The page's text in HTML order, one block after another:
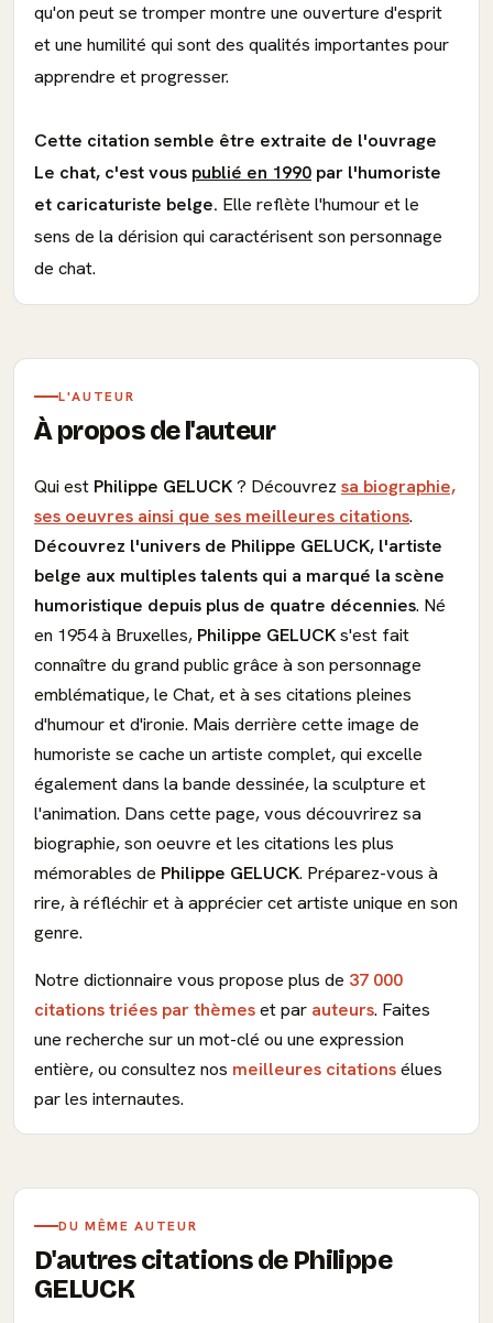
qu'on peut se tromper montre une ouverture d'esprit
et une humilité qui sont des qualités importantes pour
apprendre et progresser.
Cette citation semble être extraite de l'ouvrage
Le chat, c'est vous publié en 1990 par l'humoriste
et caricaturiste belge. Elle reflète l'humour et le
sens de la dérision qui caractérisent son personnage
de chat.
L'AUTEUR
À propos de l'auteur
Qui est Philippe GELUCK? Découvrez sa biographie,
ses oeuvres ainsi que ses meilleures citations.
Découvrez l'univers de Philippe GELUCK, l'artiste
belge aux multiples talents qui a marqué la scène
humoristique depuis plus de quatre décennies. Né
en 1954 à Bruxelles, Philippe GELUCKs'est fait
connaître du grand public grâce à son personnage
emblématique, le Chat, et à ses citations pleines
d'humour et d'ironie. Mais derrière cette image de
humoriste se cache un artiste complet, qui excelle
également dans la bande dessinée, la sculpture et
l'animation. Dans cette page, vous découvrirez sa
biographie, son oeuvre et les citations les plus
mémorables de Philippe GELUCK. Préparez-vous à
rire, à réfléchir et à apprécier cet artiste unique en son
genre.
Notre dictionnaire vous propose plus de 37 000
citations triées par thèmeset par auteurs. Faites
une recherche sur un mot-clé ou une expression
entière, ou consultez nos meilleures citationsélues
par les internautes.
DU MÊME AUTEUR
D'autres citations de Philippe
GELUCK